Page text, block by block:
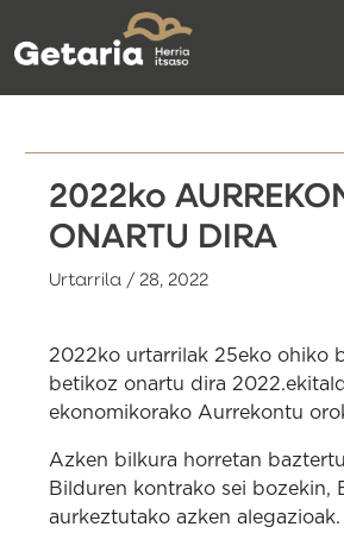
2022ko
ONARTU DIRA
Urtarrila / 28, 2022
2022ko urtarrilak 25eko ohiko
betikoz onartu dira
ekonomikorako Aurrekontu
Azken bilkura horretan
Bilduren kontrako sei bozekin,
aurkeztutako azken alegazioak.